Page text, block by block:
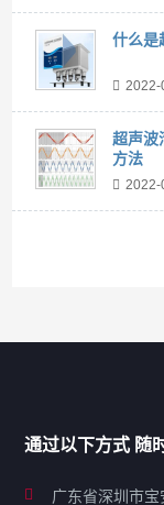
什么是
2022-
超声波
方法
2022-
通过以下方式 随
广东省深圳市